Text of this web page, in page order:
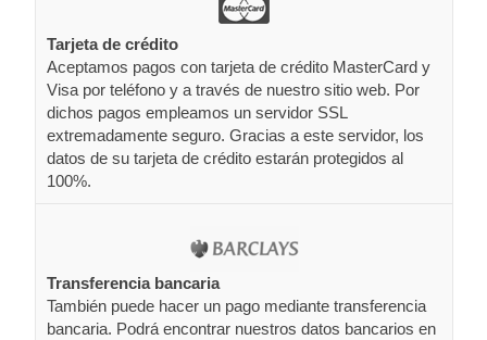
Tarjeta de crédito
Aceptamos pagos con tarjeta de crédito MasterCard y
Visa por teléfono y a través de nuestro sitio web. Por
dichos pagos empleamos un servidor SSL
extremadamente seguro. Gracias a este servidor, los
datos de su tarjeta de crédito estarán protegidos al
100%.
Transferencia bancaria
También puede hacer un pago mediante transferencia
bancaria. Podrá encontrar nuestros datos bancarios en